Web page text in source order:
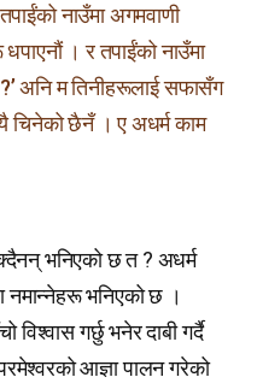
नाउँमा अगमवाणी
। र तपाईंको नाउँमा
अनि म तिनीहरूलाई सफासँग
चिनेको छैनँ । ए अधर्म काम
भनिएको छ त ? अधर्म
नमान्नेहरू भनिएको छ ।
गर्छु भनेर दाबी गर्दै
आज्ञा पालन गरेको